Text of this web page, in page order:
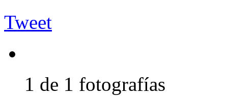
Tweet
1 de 1 fotografías